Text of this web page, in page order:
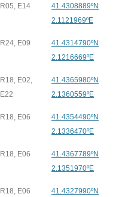
R05, E14
41.4308889ºN
2.1121969ºE
R24, E09
41.4314790ºN
2.1216669ºE
R18, E02,
E22
41.4365980ºN
2.1360559ºE
R18, E06
41.4354490ºN
2.1336470ºE
R18, E06
41.4367789ºN
2.1351970ºE
R18, E06
41.4327990ºN